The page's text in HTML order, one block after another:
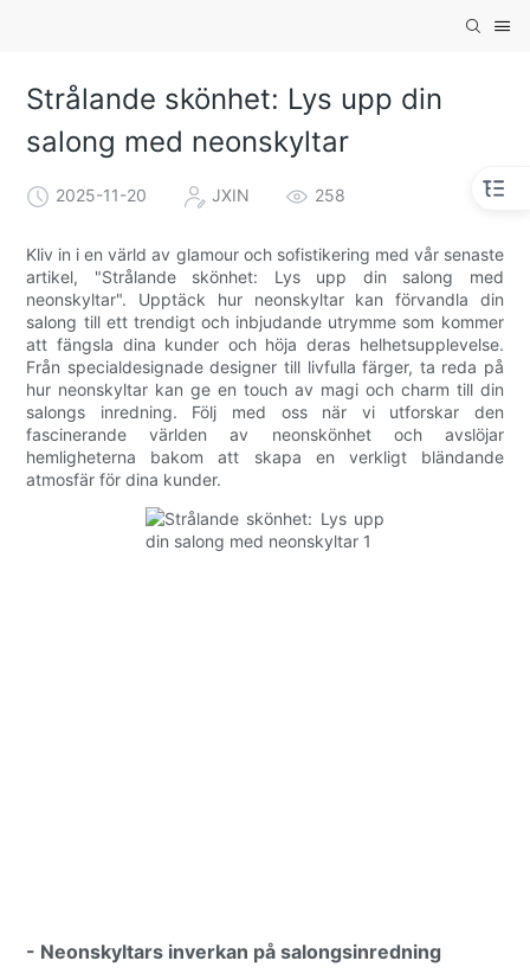
Strålande skönhet: Lys upp din
salong med neonskyltar
2025-11-20 JXIN 258
Kliv in i en värld av glamour och sofistikering med vår senaste
artikel, "Strålande skönhet: Lys upp din salong med
neonskyltar". Upptäck hur neonskyltar kan förvandla din
salong till ett trendigt och inbjudande utrymme som kommer
att fängsla dina kunder och höja deras helhetsupplevelse.
Från specialdesignade designer till livfulla färger, ta reda på
hur neonskyltar kan ge en touch av magi och charm till din
salongs inredning. Följ med oss ​​när vi utforskar den
fascinerande världen av neonskönhet och avslöjar
hemligheterna bakom att skapa en verkligt bländande
atmosfär för dina kunder.
- Neonskyltars inverkan på salongsinredning